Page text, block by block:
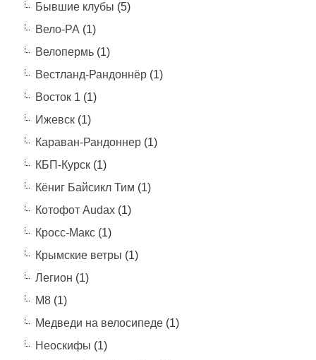
Бывшие клубы (5)
Вело-РА (1)
Велопермь(1)
Вестланд-Рандоннёр(1)
Восток 1 (1)
Ижевск(1)
Караван-Рандоннер(1)
КБП-Курск(1)
Кёниг Байсикл Тим (1)
Котофот Audax(1)
Кросс-Макс(1)
Крымские ветры (1)
Легион (1)
М8(1)
Медведи на велосипеде(1)
Неоскифы (1)